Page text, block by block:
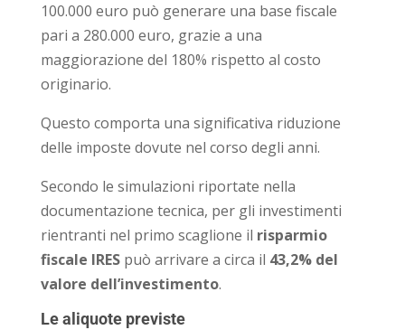
100.000 euro può generare una base fiscale
pari a 280.000 euro, grazie a una
maggiorazione del 180% rispetto al costo
originario.
Questo comporta una significativa riduzione
delle imposte dovute nel corso degli anni.
Secondo le simulazioni riportate nella
documentazione tecnica, per gli investimenti
rientranti nel primo scaglione il risparmio
fiscale IRESpuò arrivare a circa il 43,2% del
valore dell’investimento.
Le aliquote previste